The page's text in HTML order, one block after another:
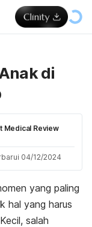
di
Medical Review
04/12/2024
yang paling
hal yang harus
salah